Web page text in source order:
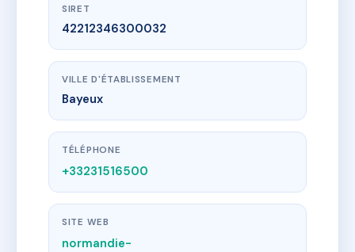
SIRET
42212346300032
VILLE D'ÉTABLISSEMENT
Bayeux
TÉLÉPHONE
+33231516500
SITE WEB
normandie-